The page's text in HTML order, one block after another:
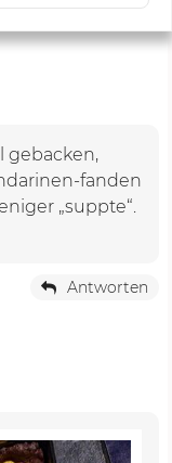
gebacken,
fanden
„suppte“.
Antworten